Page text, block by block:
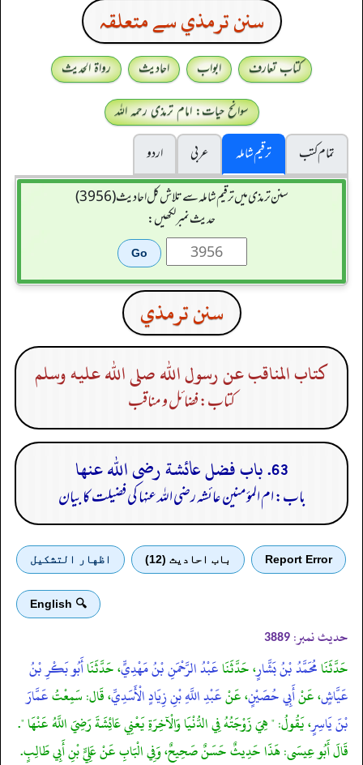
سنن ترمذي سے متعلقہ
کتاب تعارف ابواب احادیث
رواۃ الحدیث
سوانح حیات: امام ترمذی رحمہ اللہ
تمام کتب
ترقیم شاملہ عربی
اردو
سنن ترمذی میں ترقیم شاملہ سے تلاش کل احادیث (3956)
حدیث نمبر لکھیں:
سنن ترمذي
كتاب المناقب عن رسول الله صلى الله عليه وسلم
کتاب: فضائل و مناقب
63. باب فضل عائشة رضى الله عنها
باب: ام المؤمنین عائشہ رضی الله عنہا کی فضیلت کا بیان
Report Error باب احادیث (12) اظهار التشكيل
🔍 English
حدیث نمبر: 3889
حَدَّثَنَامُحَمَّدُ بْنُ بَشَّارٍ، حَدَّثَنَاعَبْدُ الرَّحْمَنِ بْنُ مَهْدِيٍّ، حَدَّثَنَاأَبُو بَكْرِ بْنُ
عَيَّاشٍ، عَنْأَبِي حُصَيْنٍ، عَنْعَبْدِ اللَّهِ بْنِ زِيَادٍ الْأَسَدِيِّ، قَال: سَمِعْتُعَمَّارَ
بْنَ يَاسِرٍ، يَقُولُ: " هِيَ زَوْجَتُهُ فِي الدُّنْيَا وَالْآخِرَةِ يَعْنِي عَائِشَةَ رَضِيَ اللَّهُ عَنْهَا ".
قَالَ أَبُو عِيسَى: هَذَا حَدِيثٌ حَسَنٌ صَحِيحٌ، وَفِي الْبَابِ عَنْ عَلِيٍّ بْنِ أَبِي طَالِبٍ.